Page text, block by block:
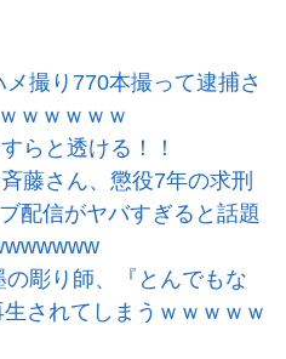
メ撮り770本撮って逮捕さ
ｗｗｗｗｗ
らと透ける！！
藤さん、懲役7年の求刑
配信がヤバすぎると話題
の彫り師、『とんでもな
されてしまうｗｗｗｗｗ